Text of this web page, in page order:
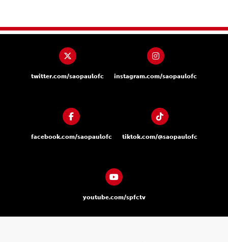
twitter.com/saopaulofc instagram.com/saopaulofc
facebook.com/saopaulofc tiktok.com/@saopaulofc
youtube.com/spfctv